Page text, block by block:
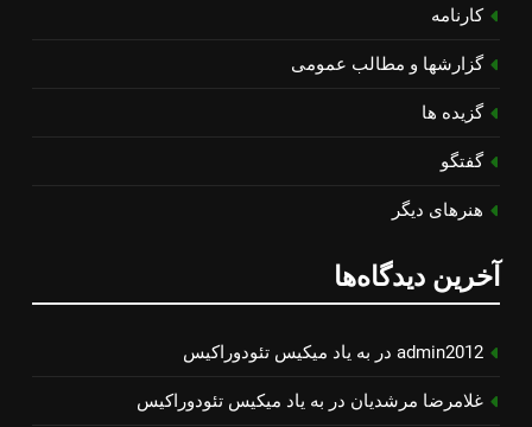
کارنامه
گزارشها و مطالب عمومی
گزیده ها
گفتگو
هنرهای دیگر
آخرین دیدگاه‌ها
admin2012 در به یاد میكیس تئودوراكیس
غلامرضا مرشدیان در به یاد میكیس تئودوراكیس